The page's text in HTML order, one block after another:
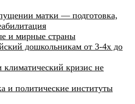
матки — подготовка,
и мирные страны
дошкольникам от 3-4х до
климатический кризис не
и политические институты